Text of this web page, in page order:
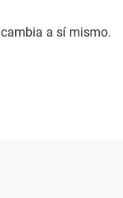
a sí mismo.